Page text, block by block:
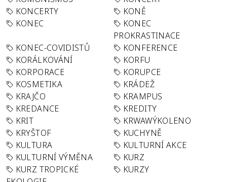
KONCERTY
KONĚ
KONEC
KONEC
PROKRASTINACE
KONEC-COVIDISTŮ
KONFERENCE
KORÁLKOVÁNÍ
KORFU
KORPORACE
KORUPCE
KOSMETIKA
KRÁDEŽ
KRAJČO
KRAMPUS
KREDANCE
KREDITY
KRIT
KRWAWÝKOLENO
KRYŠTOF
KUCHYNĚ
KULTURA
KULTURNÍ AKCE
KULTURNÍ VÝMĚNA
KURZ
KURZ TROPICKÉ
KURZY